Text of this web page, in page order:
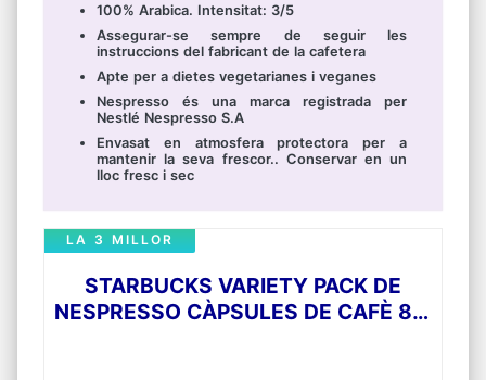
100% Arabica. Intensitat: 3/5
Assegurar-se sempre de seguir les
instruccions del fabricant de la cafetera
Apte per a dietes vegetarianes i veganes
Nespresso és una marca registrada per
Nestlé Nespresso S.A
Envasat en atmosfera protectora per a
mantenir la seva frescor.. Conservar en un
lloc fresc i sec
STARBUCKS VARIETY PACK DE
NESPRESSO CÀPSULES DE CAFÈ 8 X
LA 3 MILLOR